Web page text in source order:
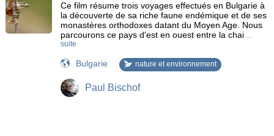
Ce film résume trois voyages effectués en Bulgarie à
la découverte de sa riche faune endémique et de ses
monastères orthodoxes datant du Moyen Age. Nous
parcourons ce pays d'est en ouest entre la chai...
suite
Bulgarie nature et environnement
Paul Bischof